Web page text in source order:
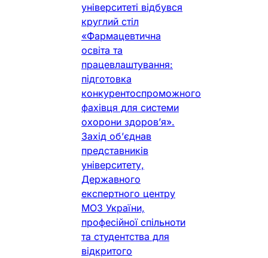
університеті відбувся
круглий стіл
«Фармацевтична
освіта та
працевлаштування:
підготовка
конкурентоспроможного
фахівця для системи
охорони здоров’я».
Захід об’єднав
представників
університету,
Державного
експертного центру
МОЗ України,
професійної спільноти
та студентства для
відкритого